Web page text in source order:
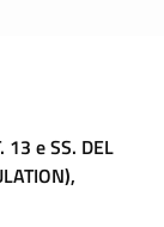
13 e SS. DEL